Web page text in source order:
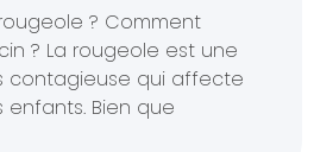
? Comment
? La rougeole est une
contagieuse qui affecte
Bien que